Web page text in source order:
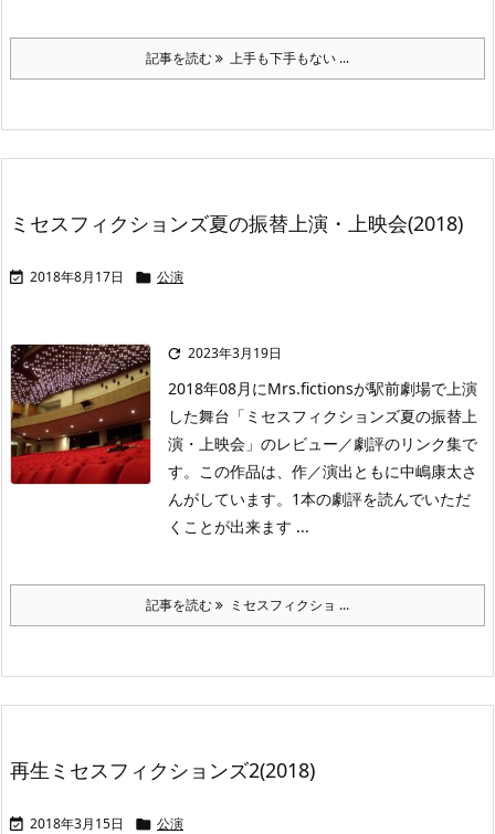
記事を読む 上手も下手もない ...
ミセスフィクションズ夏の振替上演・上映会(2018)
 2018年8月17日  公演
 2023年3月19日
2018年08月にMrs.fictionsが駅前劇場で上演
した舞台「ミセスフィクションズ夏の振替上
演・上映会」のレビュー／劇評のリンク集で
す。この作品は、作／演出ともに中嶋康太さ
んがしています。1本の劇評を読んでいただ
くことが出来ます ...
記事を読む ミセスフィクショ ...
再生ミセスフィクションズ2(2018)
 2018年3月15日  公演